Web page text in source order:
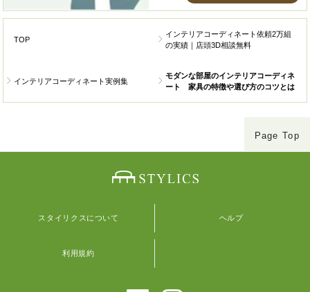
TOP
インテリアコーディネート依頼2万組
の実績｜店頭3D相談無料
インテリアコーディネート実例集
モダンな部屋のインテリアコーディネ
ート 家具の特徴や選び方のコツとは
Page Top
スタイリクスについて ヘルプ
利用規約